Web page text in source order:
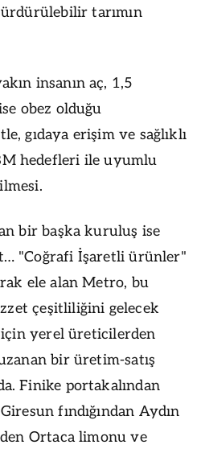
tarımın
insanın aç, 1,5
obez olduğu
gıdaya erişim ve sağlıklı
hedefleri ile uyumlu
bir başka kuruluş ise
"Coğrafi İşaretli ürünler"
ele alan Metro, bu
çeşitliliğini gelecek
yerel üreticilerden
bir üretim-satış
Finike portakalından
fındığından Aydın
Ortaca limonu ve